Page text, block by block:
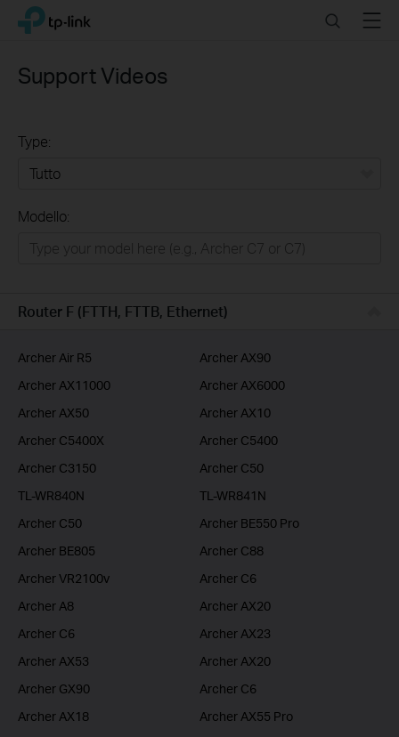
Click
navigation
TP-Link, Reliably Smart SearchMenu
Support Videos
Type:
Business
Modello:
Router F (FTTH, FTTB, Ethernet)
Archer Air R5
Archer AX90
Archer AX11000
Archer AX6000
Archer AX50
Archer AX10
Archer C5400X
Archer C5400
Archer C3150
Archer C50
TL-WR840N
TL-WR841N
Archer C50
Archer BE550 Pro
Archer BE805
Archer C88
Archer VR2100v
Archer C6
Archer A8
Archer AX20
Archer C6
Archer AX23
Archer AX53
Archer AX20
Archer GX90
Archer C6
Archer AX18
Archer AX55 Pro